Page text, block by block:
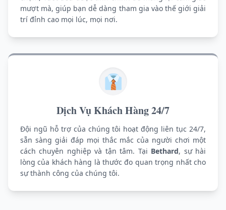
mượt mà, giúp bạn dễ dàng tham gia vào thế giới giải
trí đỉnh cao mọi lúc, mọi nơi.
👔
Dịch Vụ Khách Hàng 24/7
Đội ngũ hỗ trợ của chúng tôi hoạt động liên tục 24/7,
sẵn sàng giải đáp mọi thắc mắc của người chơi một
cách chuyên nghiệp và tận tâm. Tại Bethard, sự hài
lòng của khách hàng là thước đo quan trọng nhất cho
sự thành công của chúng tôi.